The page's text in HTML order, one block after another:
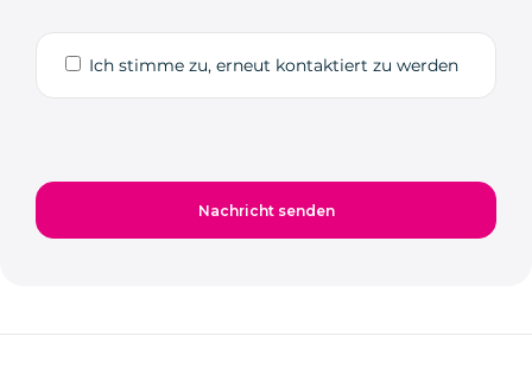
Ich stimme zu, erneut kontaktiert zu werden